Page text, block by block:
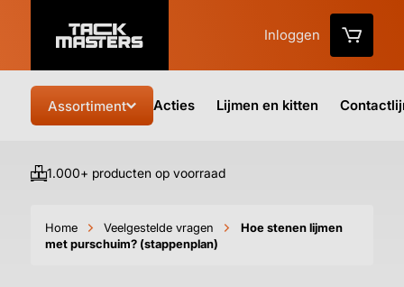
Inloggen
Assortiment Acties Lijmen en kitten
1.000+ producten op voorraad
Home Veelgestelde vragen
Hoe stenen lijmen
met purschuim? (stappenplan)